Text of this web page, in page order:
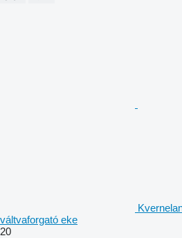
váltvaforgató eke
20